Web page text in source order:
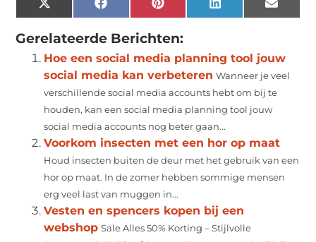
X
(Twitter)
Facebook Pinterest LinkedIn Email
Gerelateerde Berichten:
Hoe een social media planning tool jouw
social media kan verbeteren Wanneer je veel
verschillende social media accounts hebt om bij te
houden, kan een social media planning tool jouw
social media accounts nog beter gaan...
Voorkom insecten met een hor op maat
Houd insecten buiten de deur met het gebruik van een
hor op maat. In de zomer hebben sommige mensen
erg veel last van muggen in...
Vesten en spencers kopen bij een
webshop Sale Alles 50% Korting – Stijlvolle